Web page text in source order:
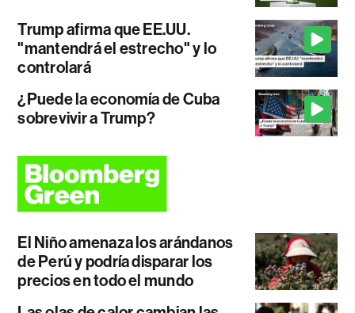
Trump afirma que EE.UU.
"mantendrá el estrecho" y lo
controlará
¿Puede la economía de Cuba
sobrevivir a Trump?
El Niño amenaza los arándanos
de Perú y podría disparar los
precios en todo el mundo